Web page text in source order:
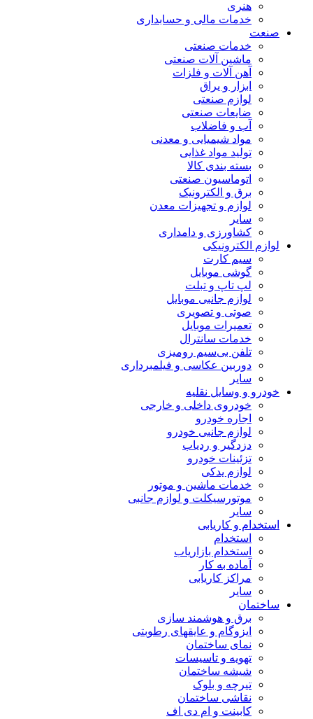
هنری
خدمات مالی و حسابداری
صنعت
خدمات صنعتی
ماشین آلات صنعتی
آهن آلات و فلزات
ابزار و یراق
لوازم صنعتی
ضایعات صنعتی
آب و فاضلاب
مواد شیمیایی و معدنی
تولید مواد غذایی
بسته بندی کالا
اتوماسیون صنعتی
برق و الکترونیک
لوازم و تجهیزات معدن
سایر
کشاورزی و دامداری
لوازم الکترونیکی
سیم کارت
گوشی موبایل
لپ تاپ و تبلت
لوازم جانبی موبایل
صوتی و تصویری
تعمیرات موبایل
خدمات سانترال
تلفن بی‌سیم رومیزی
دوربین عکاسی و فیلمبرداری
سایر
خودرو و وسایل نقلیه
خودروی داخلی و خارجی
اجاره خودرو
لوازم جانبی خودرو
دزدگیر و ردیاب
تزئینات خودرو
لوازم یدکی
خدمات ماشین و موتور
موتورسیکلت و لوازم جانبی
سایر
استخدام و کاریابی
استخدام
استخدام بازاریاب
آماده به کار
مراکز کاریابی
سایر
ساختمان
برق و هوشمند سازی
ایزوگام و عایقهای رطوبتی
نمای ساختمان
تهویه و تاسیسات
شیشه ساختمان
تیرچه و بلوک
نقاشی ساختمان
کابینت و ام دی اف